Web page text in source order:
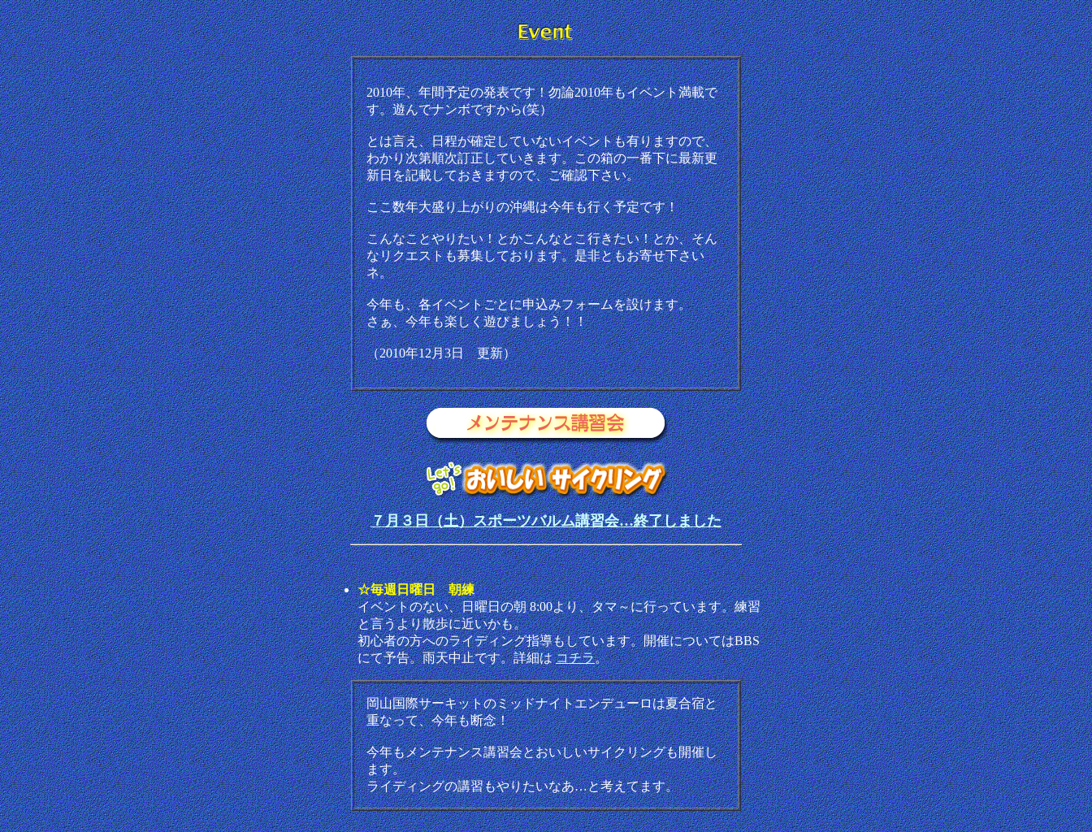
2010年、年間予定の発表です！勿論2010年もイベント満載で
す。遊んでナンボですから(笑）
とは言え、日程が確定していないイベントも有りますので、
わかり次第順次訂正していきます。この箱の一番下に最新更
新日を記載しておきますので、ご確認下さい。
ここ数年大盛り上がりの沖縄は今年も行く予定です！
こんなことやりたい！とかこんなとこ行きたい！とか、そん
なリクエストも募集しております。是非ともお寄せ下さい
ネ。
今年も、各イベントごとに申込みフォームを設けます。
さぁ、今年も楽しく遊びましょう！！
（2010年12月3日 更新）
７月３日（土）スポーツバルム講習会…終了しました
☆毎週日曜日 朝練
イベントのない、日曜日の朝 8:00より、タマ～に行っています。練習
と言うより散歩に近いかも。
初心者の方へのライディング指導もしています。開催についてはBBS
にて予告。雨天中止です。詳細はコチラ。
岡山国際サーキットのミッドナイトエンデューロは夏合宿と
重なって、今年も断念！
今年もメンテナンス講習会とおいしいサイクリングも開催し
ます。
ライディングの講習もやりたいなあ…と考えてます。